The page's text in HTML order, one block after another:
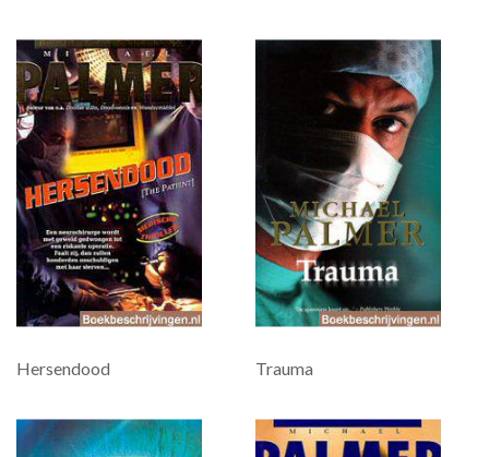
Hersendood Trauma